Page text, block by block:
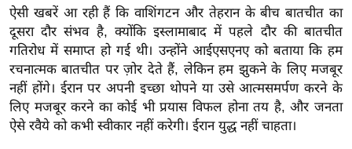
ल
बे
मि
सा
ल
ऐसी खबरें आ रही हैं कि वाशिंगटन और तेहरान के बीच बातचीत का
दूसरा दौर संभव है, क्योंकि इस्लामाबाद में पहले दौर की बातचीत
गतिरोध में समाप्त हो गई थी। उन्होंने आईएसएनए को बताया कि हम
रचनात्मक बातचीत पर ज़ोर देते हैं, लेकिन हम झुकने के लिए मजबूर
नहीं होंगे। ईरान पर अपनी इच्छा थोपने या उसे आत्मसमर्पण करने के
लिए मजबूर करने का कोई भी प्रयास विफल होना तय है, और जनता
ऐसे रवैये को कभी स्वीकार नहीं करेगी। ईरान युद्ध नहीं चाहता।